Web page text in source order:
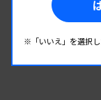
※「いいえ」を選択し